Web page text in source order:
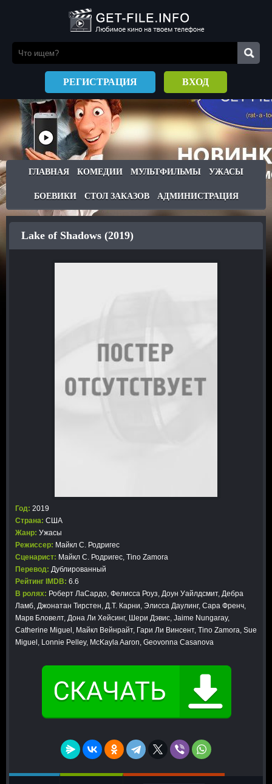
РЕГИСТРАЦИЯ ВХОД
ГЛАВНАЯ КОМЕДИИ МУЛЬТФИЛЬМЫ УЖАСЫ
БОЕВИКИ СТОЛ ЗАКАЗОВ АДМИНИСТРАЦИЯ
Lake of Shadows (2019)
Год: 2019
Страна: США
Жанр: Ужасы
Режиссер: Майкл С. Родригес
Сценарист: Майкл С. Родригес, Tino Zamora
Перевод: Дублированный
Рейтинг IMDB: 6.6
В ролях: Роберт ЛаСардо, Фелисса Роуз, Доун Уайлдсмит, Дебра
Ламб, Джонатан Тирстен, Д.Т. Карни, Элисса Даулинг, Сара Френч,
Марв Бловелт, Дона Ли Хейсинг, Шери Дэвис, Jaime Nungaray,
Catherine Miguel, Майкл Вейнрайт, Гари Ли Винсент, Tino Zamora, Sue
Miguel, Lonnie Pelley, McKayla Aaron, Geovonna Casanova